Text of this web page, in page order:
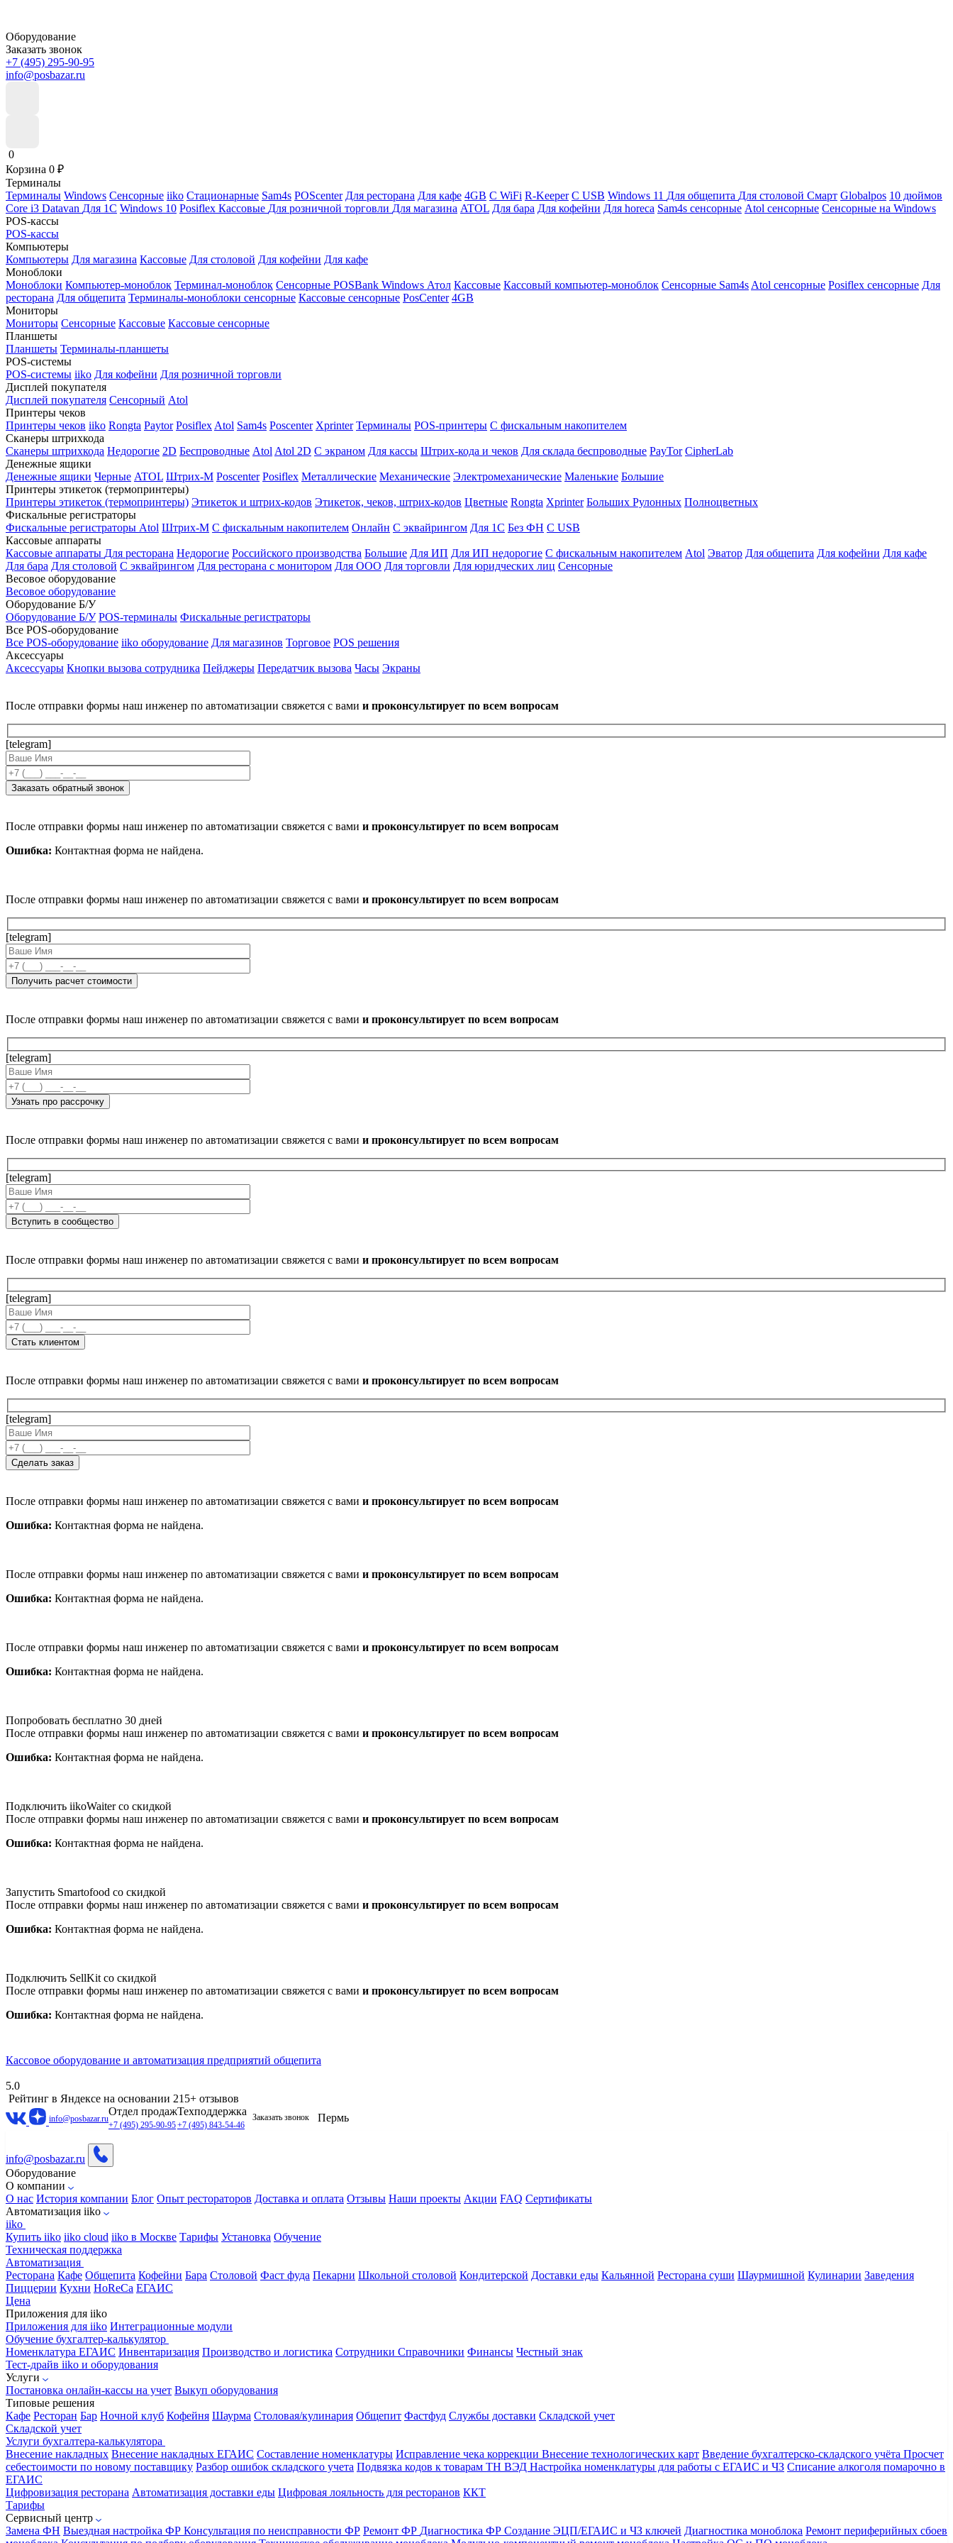
Оборудование
Заказать звонок
+7 (495) 295-90-95
info@posbazar.ru
0
Корзина 0 ₽
Терминалы
Терминалы Windows Сенсорные iiko Стационарные Sam4s POScenter Для ресторана Для кафе 4GB С WiFi R-Keeper С USB Windows 11 Для общепита Для столовой Смарт Globalpos 10 дюймов
Core i3 Datavan Для 1С Windows 10 Posiflex Кассовые Для розничной торговли Для магазина ATOL Для бара Для кофейни Для horeca Sam4s сенсорные Atol сенсорные Сенсорные на Windows
POS-кассы
POS-кассы
Компьютеры
Компьютеры Для магазина Кассовые Для столовой Для кофейни Для кафе
Моноблоки
Моноблоки Компьютер-моноблок Терминал-моноблок Сенсорные POSBank Windows Атол Кассовые Кассовый компьютер-моноблок Сенсорные Sam4s Atol сенсорные Posiflex сенсорные Для
ресторана Для общепита Терминалы-моноблоки сенсорные Кассовые сенсорные PosCenter 4GB
Мониторы
Мониторы Сенсорные Кассовые Кассовые сенсорные
Планшеты
Планшеты Терминалы-планшеты
POS-системы
POS-системы iiko Для кофейни Для розничной торговли
Дисплей покупателя
Дисплей покупателя Сенсорный Atol
Принтеры чеков
Принтеры чеков iiko Rongta Paytor Posiflex Atol Sam4s Poscenter Xprinter Терминалы POS-принтеры С фискальным накопителем
Сканеры штрихкода
Сканеры штрихкода Недорогие 2D Беспроводные Atol Atol 2D С экраном Для кассы Штрих-кода и чеков Для склада беспроводные PayTor CipherLab
Денежные ящики
Денежные ящики Черные ATOL Штрих-М Poscenter Posiflex Металлические Механические Электромеханические Маленькие Большие
Принтеры этикеток (термопринтеры)
Принтеры этикеток (термопринтеры) Этикеток и штрих-кодов Этикеток, чеков, штрих-кодов Цветные Rongta Xprinter Больших Рулонных Полноцветных
Фискальные регистраторы
Фискальные регистраторы Atol Штрих-М С фискальным накопителем Онлайн С эквайрингом Для 1С Без ФН С USB
Кассовые аппараты
Кассовые аппараты Для ресторана Недорогие Российского производства Большие Для ИП Для ИП недорогие С фискальным накопителем Atol Эватор Для общепита Для кофейни Для кафе
Для бара Для столовой С эквайрингом Для ресторана с монитором Для ООО Для торговли Для юридческих лиц Сенсорные
Весовое оборудование
Весовое оборудование
Оборудование Б/У
Оборудование Б/У POS-терминалы Фискальные регистраторы
Все POS-оборудование
Все POS-оборудование iiko оборудование Для магазинов Торговое POS решения
Аксессуары
Аксессуары Кнопки вызова сотрудника Пейджеры Передатчик вызова Часы Экраны
После отправки формы наш инженер по автоматизации свяжется с вами и проконсультирует по всем вопросам
[telegram]
После отправки формы наш инженер по автоматизации свяжется с вами и проконсультирует по всем вопросам
Ошибка: Контактная форма не найдена.
После отправки формы наш инженер по автоматизации свяжется с вами и проконсультирует по всем вопросам
[telegram]
После отправки формы наш инженер по автоматизации свяжется с вами и проконсультирует по всем вопросам
[telegram]
После отправки формы наш инженер по автоматизации свяжется с вами и проконсультирует по всем вопросам
[telegram]
После отправки формы наш инженер по автоматизации свяжется с вами и проконсультирует по всем вопросам
[telegram]
После отправки формы наш инженер по автоматизации свяжется с вами и проконсультирует по всем вопросам
[telegram]
После отправки формы наш инженер по автоматизации свяжется с вами и проконсультирует по всем вопросам
Ошибка: Контактная форма не найдена.
После отправки формы наш инженер по автоматизации свяжется с вами и проконсультирует по всем вопросам
Ошибка: Контактная форма не найдена.
После отправки формы наш инженер по автоматизации свяжется с вами и проконсультирует по всем вопросам
Ошибка: Контактная форма не найдена.
Попробовать бесплатно 30 дней
После отправки формы наш инженер по автоматизации свяжется с вами и проконсультирует по всем вопросам
Ошибка: Контактная форма не найдена.
Подключить iikoWaiter со скидкой
После отправки формы наш инженер по автоматизации свяжется с вами и проконсультирует по всем вопросам
Ошибка: Контактная форма не найдена.
Запустить Smartofood со скидкой
После отправки формы наш инженер по автоматизации свяжется с вами и проконсультирует по всем вопросам
Ошибка: Контактная форма не найдена.
Подключить SellKit со скидкой
После отправки формы наш инженер по автоматизации свяжется с вами и проконсультирует по всем вопросам
Ошибка: Контактная форма не найдена.
Кассовое оборудование и автоматизация предприятий общепита
5.0
Рейтинг в Яндексе на основании 215+ отзывов
info@posbazar.ru
Отдел продаж
+7 (495) 295-90-95
Техподдержка
+7 (495) 843-54-46
Заказать звонок Пермь
info@posbazar.ru
Оборудование
О компании
О нас История компании Блог Опыт рестораторов Доставка и оплата Отзывы Наши проекты Акции FAQ Сертификаты
Автоматизация iiko
iiko
Купить iiko iiko cloud iiko в Москве Тарифы Установка Обучение
Техническая поддержка
Автоматизация
Ресторана Кафе Общепита Кофейни Бара Столовой Фаст фуда Пекарни Школьной столовой Кондитерской Доставки еды Кальянной Ресторана суши Шаурмишной Кулинарии Заведения
Пиццерии Кухни HoReCa ЕГАИС
Цена
Приложения для iiko
Приложения для iiko Интеграционные модули
Обучение бухгалтер-калькулятор
Номенклатура ЕГАИС Инвентаризация Производство и логистика Сотрудники Справочники Финансы Честный знак
Тест-драйв iiko и оборудования
Услуги
Постановка онлайн-кассы на учет Выкуп оборудования
Типовые решения
Кафе Ресторан Бар Ночной клуб Кофейня Шаурма Столовая/кулинария Общепит Фастфуд Службы доставки Складской учет
Складской учет
Услуги бухгалтера-калькулятора
Внесение накладных Внесение накладных ЕГАИС Составление номенклатуры Исправление чека коррекции Внесение технологических карт Введение бухгалтерско-складского учёта Просчет
себестоимости по новому поставщику Разбор ошибок складского учета Подвязка кодов к товарам ТН ВЭД Настройка номенклатуры для работы с ЕГАИС и ЧЗ Списание алкоголя помарочно в
ЕГАИС
Цифровизация ресторана Автоматизация доставки еды Цифровая лояльность для ресторанов ККТ
Тарифы
Сервисный центр
Замена ФН Выездная настройка ФР Консультация по неисправности ФР Ремонт ФР Диагностика ФР Создание ЭЦП/ЕГАИС и ЧЗ ключей Диагностика моноблока Ремонт периферийных сбоев